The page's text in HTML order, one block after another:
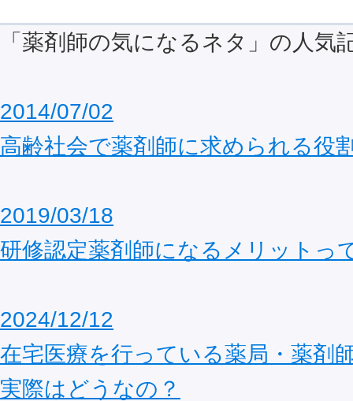
「薬剤師の気になるネタ」の人気
2014/07/02
高齢社会で薬剤師に求められる役
2019/03/18
研修認定薬剤師になるメリットっ
2024/12/12
在宅医療を行っている薬局・薬剤
実際はどうなの？